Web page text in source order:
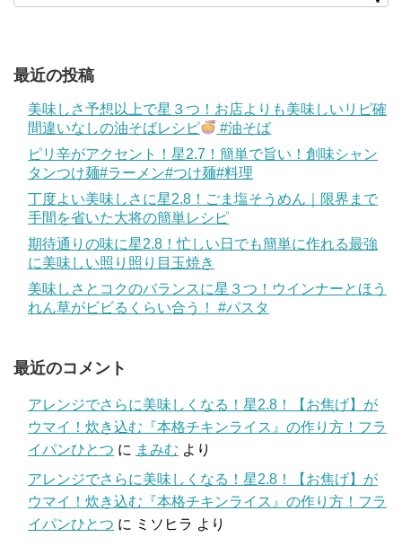
最近の投稿
美味しさ予想以上で星３つ！お店よりも美味しいリピ確
間違いなしの油そばレシピ
#油そば
ピリ辛がアクセント！星2.7！簡単で旨い！創味シャン
タンつけ麺#ラーメン#つけ麺#料理
丁度よい美味しさに星2.8！ごま塩そうめん｜限界まで
手間を省いた大将の簡単レシピ
期待通りの味に星2.8！忙しい日でも簡単に作れる最強
に美味しい照り照り目玉焼き
美味しさとコクのバランスに星３つ！ウインナーとほう
れん草がビビるくらい合う！ #パスタ
最近のコメント
アレンジでさらに美味しくなる！星2.8！【お焦げ】が
ウマイ！炊き込む『本格チキンライス』の作り方！フラ
イパンひとつ に まみむ より
アレンジでさらに美味しくなる！星2.8！【お焦げ】が
ウマイ！炊き込む『本格チキンライス』の作り方！フラ
イパンひとつ に ミソヒラ より